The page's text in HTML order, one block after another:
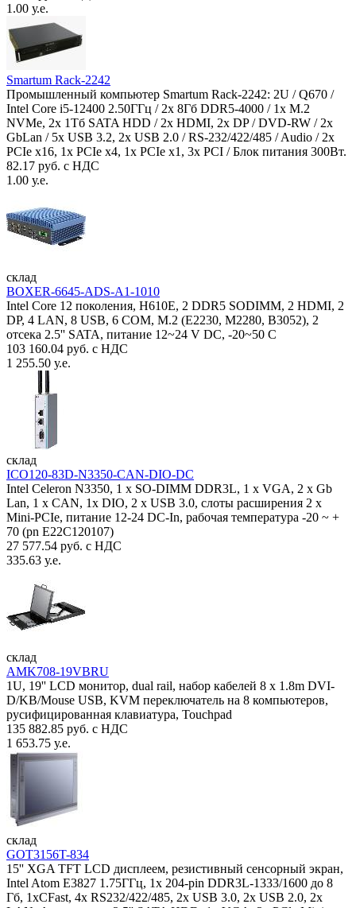
1.00 у.е.
Smartum Rack-2242
Промышленный компьютер Smartum Rack-2242: 2U / Q670 /
Intel Core i5-12400 2.50ГГц / 2x 8Гб DDR5-4000 / 1x M.2
NVMe, 2x 1Тб SATA HDD / 2x HDMI, 2x DP / DVD-RW / 2x
GbLan / 5x USB 3.2, 2x USB 2.0 / RS-232/422/485 / Audio / 2x
PCIe x16, 1x PCIe x4, 1x PCIe x1, 3x PCI / Блок питания 300Вт.
82.17 руб. с НДС
1.00 у.е.
склад
BOXER-6645-ADS-A1-1010
Intel Core 12 поколения, H610E, 2 DDR5 SODIMM, 2 HDMI, 2
DP, 4 LAN, 8 USB, 6 COM, M.2 (E2230, M2280, B3052), 2
отсека 2.5'' SATA, питание 12~24 V DC, -20~50 C
103 160.04 руб. с НДС
1 255.50 у.е.
склад
ICO120-83D-N3350-CAN-DIO-DC
Intel Celeron N3350, 1 х SO-DIMM DDR3L, 1 х VGA, 2 x Gb
Lan, 1 х CAN, 1x DIO, 2 х USB 3.0, слоты расширения 2 x
Mini-PCIe, питание 12-24 DC-In, рабочая температура -20 ~ +
70 (pn E22C120107)
27 577.54 руб. с НДС
335.63 у.е.
склад
AMK708-19VBRU
1U, 19'' LCD монитор, dual rail, набор кабелей 8 x 1.8m DVI-
D/KB/Mouse USB, KVM переключатель на 8 компьютеров,
русифицированная клавиатура, Touchpad
135 882.85 руб. с НДС
1 653.75 у.е.
склад
GOT3156T-834
15'' XGA TFT LCD дисплеем, резистивный сенсорный экран,
Intel Atom E3827 1.75ГГц, 1x 204-pin DDR3L-1333/1600 до 8
Гб, 1xCFast, 4x RS232/422/485, 2x USB 3.0, 2x USB 2.0, 2x